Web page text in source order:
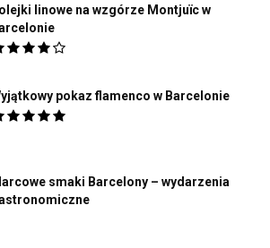
linowe na wzgórze Montjuïc w
pokaz flamenco w Barcelonie
smaki Barcelony – wydarzenia